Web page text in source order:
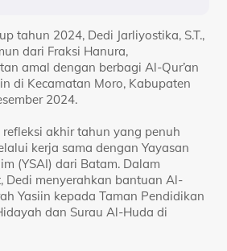
tahun 2024, Dedi Jarliyostika, S.T.,
dari Fraksi Hanura,
amal dengan berbagi Al-Qur’an
di Kecamatan Moro, Kabupaten
2024.
akhir tahun yang penuh
kerja sama dengan Yayasan
(YSAI) dari Batam. Dalam
Dedi menyerahkan bantuan Al-
Yasiin kepada Taman Pendidikan
dan Surau Al-Huda di